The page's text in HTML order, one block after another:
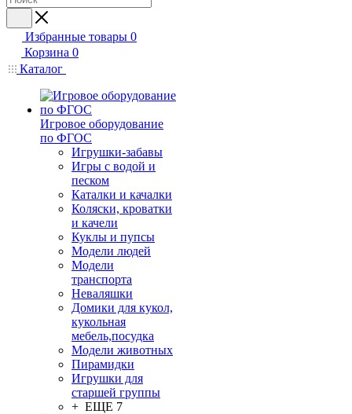
Избранные товары 0
Корзина 0
Каталог
Игровое оборудование
по ФГОС
Игрушки-забавы
Игры с водой и
песком
Каталки и качалки
Коляски, кроватки
и качели
Куклы и пупсы
Модели людей
Модели
транспорта
Неваляшки
Домики для кукол,
кукольная
мебель,посудка
Модели животных
Пирамидки
Игрушки для
старшей группы
+ ЕЩЕ 7